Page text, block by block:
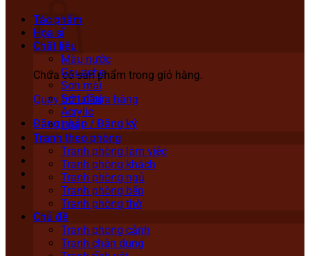
Chưa có sản phẩm trong giỏ hàng.
Quay trở lại cửa hàng
Đăng nhập / Đăng ký
Tác phẩm
Họa sĩ
Chất liệu
Màu nước
Gouache
Sơn mài
Sơn dầu
Acrylic
Lụa
Tranh theo phòng
Tranh phòng làm việc
Tranh phòng khách
Tranh phòng ngủ
Tranh phòng bếp
Tranh phòng thờ
Chủ đề
Tranh phong cảnh
Tranh chân dung